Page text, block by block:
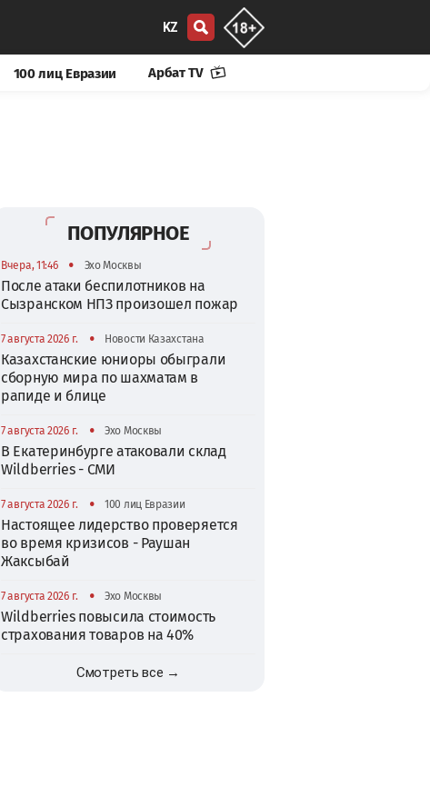
KZ
100 лиц Евразии Арбат TV
ПОПУЛЯРНОЕ
Вчера, 11:46 • Эхо Москвы
После атаки беспилотников на
Сызранском НПЗ произошел пожар
7 августа 2026 г. • Новости Казахстана
Казахстанские юниоры обыграли
сборную мира по шахматам в
рапиде и блице
7 августа 2026 г. • Эхо Москвы
В Екатеринбурге атаковали склад
Wildberries - СМИ
7 августа 2026 г. • 100 лиц Евразии
Настоящее лидерство проверяется
во время кризисов - Раушан
Жаксыбай
7 августа 2026 г. • Эхо Москвы
Wildberries повысила стоимость
страхования товаров на 40%
Смотреть все →